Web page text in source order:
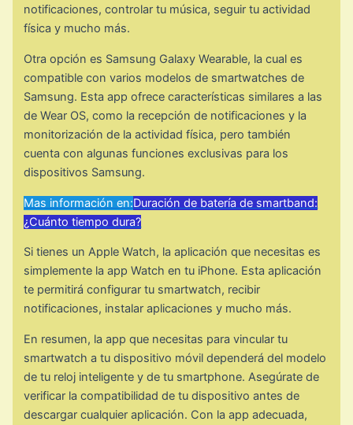
notificaciones, controlar tu música, seguir tu actividad
física y mucho más.
Otra opción es Samsung Galaxy Wearable, la cual es
compatible con varios modelos de smartwatches de
Samsung. Esta app ofrece características similares a las
de Wear OS, como la recepción de notificaciones y la
monitorización de la actividad física, pero también
cuenta con algunas funciones exclusivas para los
dispositivos Samsung.
Mas información en:Duración de batería de smartband:
¿Cuánto tiempo dura?
Si tienes un Apple Watch, la aplicación que necesitas es
simplemente la app Watch en tu iPhone. Esta aplicación
te permitirá configurar tu smartwatch, recibir
notificaciones, instalar aplicaciones y mucho más.
En resumen, la app que necesitas para vincular tu
smartwatch a tu dispositivo móvil dependerá del modelo
de tu reloj inteligente y de tu smartphone. Asegúrate de
verificar la compatibilidad de tu dispositivo antes de
descargar cualquier aplicación. Con la app adecuada,